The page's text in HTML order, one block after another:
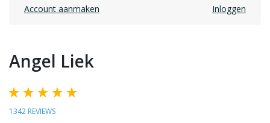
Account aanmaken Inloggen
Angel Liek
1342 REVIEWS